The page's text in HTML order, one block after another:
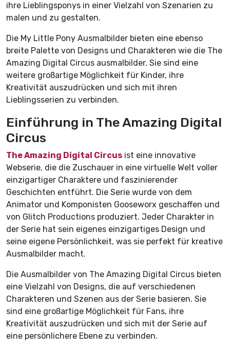
ihre Lieblingsponys in einer Vielzahl von Szenarien zu
malen und zu gestalten.
Die My Little Pony Ausmalbilder bieten eine ebenso
breite Palette von Designs und Charakteren wie die The
Amazing Digital Circus ausmalbilder. Sie sind eine
weitere großartige Möglichkeit für Kinder, ihre
Kreativität auszudrücken und sich mit ihren
Lieblingsserien zu verbinden.
Einführung in The Amazing Digital
Circus
The Amazing Digital Circus ist eine innovative
Webserie, die die Zuschauer in eine virtuelle Welt voller
einzigartiger Charaktere und faszinierender
Geschichten entführt. Die Serie wurde von dem
Animator und Komponisten Gooseworx geschaffen und
von Glitch Productions produziert. Jeder Charakter in
der Serie hat sein eigenes einzigartiges Design und
seine eigene Persönlichkeit, was sie perfekt für kreative
Ausmalbilder macht.
Die Ausmalbilder von The Amazing Digital Circus bieten
eine Vielzahl von Designs, die auf verschiedenen
Charakteren und Szenen aus der Serie basieren. Sie
sind eine großartige Möglichkeit für Fans, ihre
Kreativität auszudrücken und sich mit der Serie auf
eine persönlichere Ebene zu verbinden.